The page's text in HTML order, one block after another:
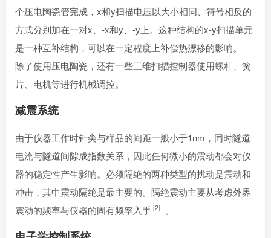
个压电陶瓷管完成，x和y扫描电压以大小相同、符号相反的
方式分别加在一对x、-x和y、-y上。这种结构的x-y扫描单元
是一种互补结构，可以在一定程度上补偿热漂移的影响。
除了使用压电陶瓷，还有一些三维扫描控制器使用螺杆、簧
片、电机等进行机械调控。
减震系统
由于仪器工作时针尖与样品的间距一般小于1nm，同时隧道
电流与隧道间隙成指数关系，因此任何微小的震动都会对仪
器的稳定性产生影响。必须隔绝的两种类型的扰动是震动和
冲击，其中震动隔绝是最主要的。隔绝震动主要从考虑外界
震动的频率与仪器的固有频率入手[2] 。